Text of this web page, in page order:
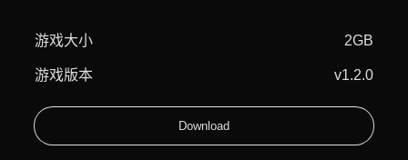
游戏大小 2GB
游戏版本 v1.2.0
Download